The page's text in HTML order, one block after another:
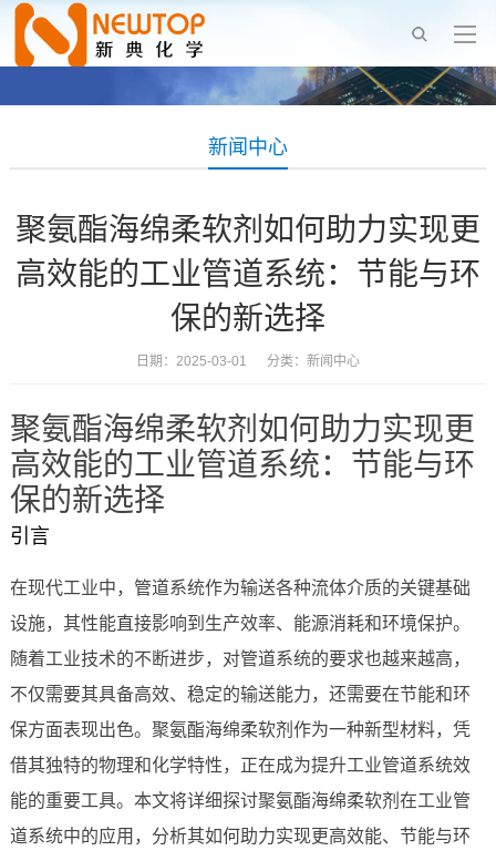
新闻中心
聚氨酯海绵柔软剂如何助力实现更
高效能的工业管道系统：节能与环
保的新选择
日期：2025-03-01 分类： 新闻中心
聚氨酯海绵柔软剂如何助力实现更
高效能的工业管道系统：节能与环
保的新选择
引言
在现代工业中，管道系统作为输送各种流体介质的关键基础
设施，其性能直接影响到生产效率、能源消耗和环境保护。
随着工业技术的不断进步，对管道系统的要求也越来越高，
不仅需要其具备高效、稳定的输送能力，还需要在节能和环
保方面表现出色。聚氨酯海绵柔软剂作为一种新型材料，凭
借其独特的物理和化学特性，正在成为提升工业管道系统效
能的重要工具。本文将详细探讨聚氨酯海绵柔软剂在工业管
道系统中的应用，分析其如何助力实现更高效能、节能与环